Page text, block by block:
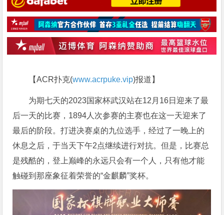
【ACR扑克(www.acrpuke.vip)报道】
为期七天的2023国家杯武汉站在12月16日迎来了最
后一天的比赛，1894人次参赛的主赛也在这一天迎来了
最后的阶段。打进决赛桌的九位选手，经过了一晚上的
休息之后，于当天下午2点继续进行对抗。但是，比赛总
是残酷的，登上巅峰的永远只会有一个人，只有他才能
触碰到那座象征着荣誉的“金麒麟”奖杯。